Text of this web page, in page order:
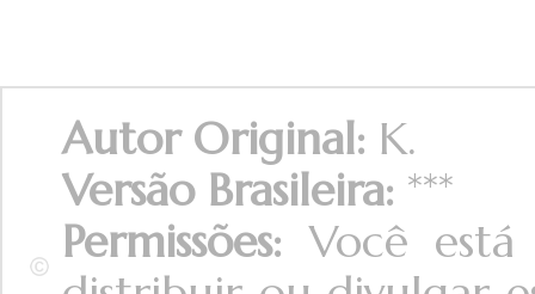
Autor Original: K.
Versão Brasileira: ***
Permissões:Você